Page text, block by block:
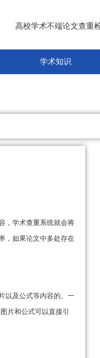
高校学术不端论文查重
学术知识
，学术查重系统就会将
，如果论文中多处存在
以及公式等内容的。一
片和公式可以直接引